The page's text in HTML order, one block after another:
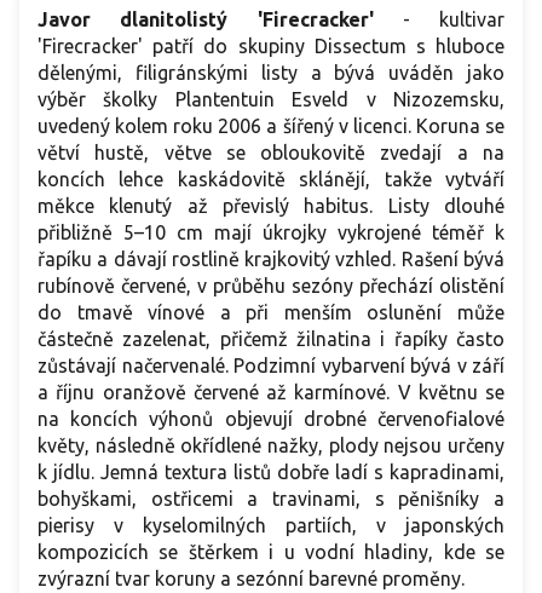
Javor dlanitolistý 'Firecracker'- kultivar
'Firecracker' patří do skupiny Dissectum s hluboce
dělenými, filigránskými listy a bývá uváděn jako
výběr školky Plantentuin Esveld v Nizozemsku,
uvedený kolem roku 2006 a šířený v licenci. Koruna se
větví hustě, větve se obloukovitě zvedají a na
koncích lehce kaskádovitě sklánějí, takže vytváří
měkce klenutý až převislý habitus. Listy dlouhé
přibližně 5–10 cm mají úkrojky vykrojené téměř k
řapíku a dávají rostlině krajkovitý vzhled. Rašení bývá
rubínově červené, v průběhu sezóny přechází olistění
do tmavě vínové a při menším oslunění může
částečně zazelenat, přičemž žilnatina i řapíky často
zůstávají načervenalé. Podzimní vybarvení bývá v září
a říjnu oranžově červené až karmínové. V květnu se
na koncích výhonů objevují drobné červenofialové
květy, následně okřídlené nažky, plody nejsou určeny
k jídlu. Jemná textura listů dobře ladí s kapradinami,
bohyškami, ostřicemi a travinami, s pěnišníky a
pierisy v kyselomilných partiích, v japonských
kompozicích se štěrkem i u vodní hladiny, kde se
zvýrazní tvar koruny a sezónní barevné proměny.